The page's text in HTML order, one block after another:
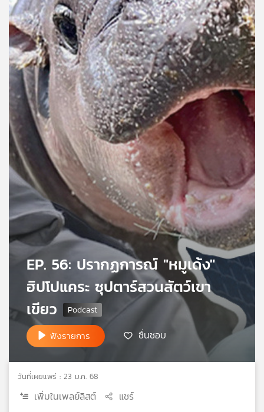
เพลง
บทความ
ข่าว
และ
กิจกรรม
เกี่ยว
กับ
เรา
พี
วิทยุ
EP. 56: ปรากฏการณ์ "หมูเด้ง"
ฮิปโปแคระ ซุปตาร์สวนสัตว์เขา
เขียว
ฟังรายการ ชื่นชอบ
วันที่เผยแพร่ : 23 ม.ค. 68
เพิ่มในเพลย์ลิสต์ แชร์